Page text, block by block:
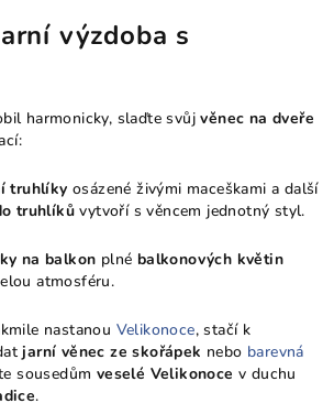
výzdoba s
harmonicky, slaďte svůjvěnec na dveře
truhlíky osázené živými maceškami a další
truhlíků vytvoří s věncem jednotný styl.
na balkon plné balkonových květin
atmosféru.
nastanou Velikonoce, stačí k
jarní věnec ze skořápek nebo barevná
sousedům veselé Velikonoce v duchu
.